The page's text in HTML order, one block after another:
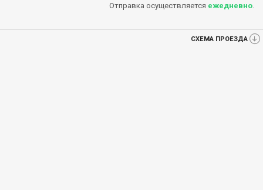
Отправка осуществляется ежедневно
СХЕМА ПРОЕЗДА